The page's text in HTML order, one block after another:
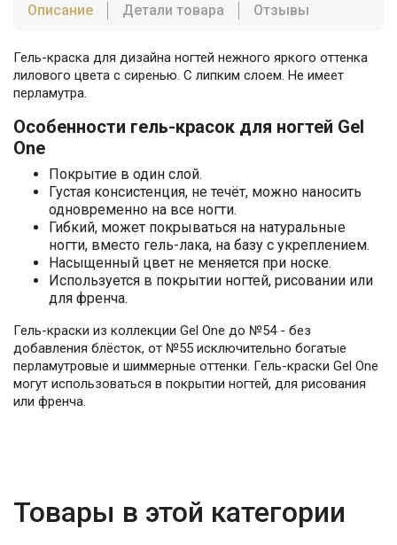
Описание Детали товара Отзывы
Гель-краска для дизайна ногтей нежного яркого оттенка
лилового цвета с сиренью. С липким слоем. Не имеет
перламутра.
Особенности гель-красок для ногтей Gel
One
Покрытие в один слой.
Густая консистенция, не течёт, можно наносить
одновременно на все ногти.
Гибкий, может покрываться на натуральные
ногти, вместо гель-лака, на базу с укреплением.
Насыщенный цвет не меняется при носке.
Используется в покрытии ногтей, рисовании или
для френча.
Гель-краски из коллекции Gel One до №54 - без
добавления блёсток, от №55 исключительно богатые
перламутровые и шиммерные оттенки. Гель-краски Gel One
могут использоваться в покрытии ногтей, для рисования
или френча.
Товары в этой категории